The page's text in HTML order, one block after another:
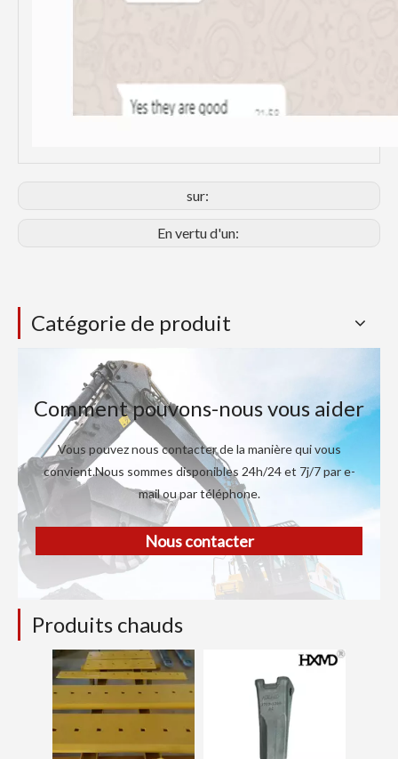
sur:
En vertu d'un:
Catégorie de produit
Comment pouvons-nous vous aider
Vous pouvez nous contacter de la manière qui vous
convient.Nous sommes disponibles 24h/24 et 7j/7 par e-
mail ou par téléphone.
Nous contacter
Produits chauds